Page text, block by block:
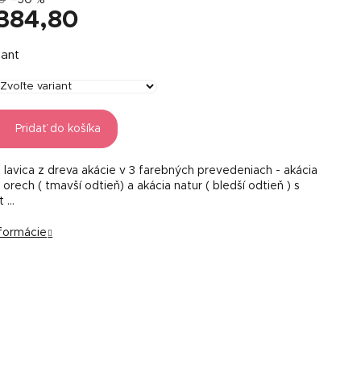
Pridať do košíka
lavica z dreva akácie v 3 farebných prevedeniach - akácia
orech ( tmavší odtieň) a akácia natur ( bledší odtieň ) s
…